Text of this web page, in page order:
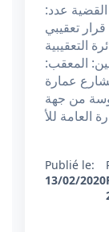
القضية عدد:
314678 تاريخ القرار: 13 فيفري 2020 قرار تعقيبي
التعقيبية
بين: المعقب:
عمارة
من جهة
العامة للأ
Publié le:
13/02/2020